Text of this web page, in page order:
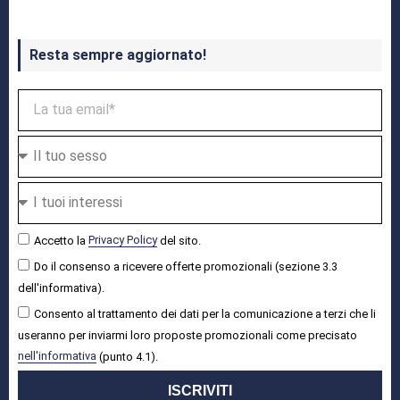
Resta sempre aggiornato!
Accetto la Privacy Policydel sito.
Do il consenso a ricevere offerte promozionali (sezione 3.3
dell'informativa).
Consento al trattamento dei dati per la comunicazione a terzi che li
useranno per inviarmi loro proposte promozionali come precisato
nell'informativa (punto 4.1).
ISCRIVITI